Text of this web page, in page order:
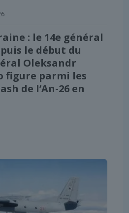
: le 14e général
le début du
Oleksandr
figure parmi les
de l’An-26 en